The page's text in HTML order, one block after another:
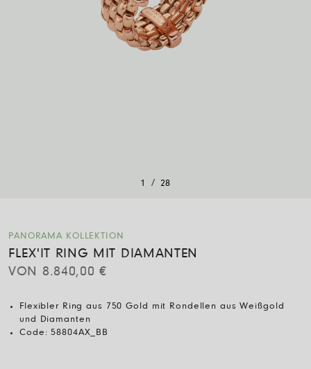
1 / 28
PANORAMA KOLLEKTION
FLEX'IT RING MIT DIAMANTEN
VON 8.840,00€
Flexibler Ring aus 750 Gold mit Rondellen aus Weißgold
und Diamanten
Code:58804AX_BB